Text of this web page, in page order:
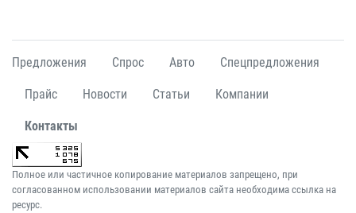
Предложения Спрос Авто Спецпредложения
Прайс Новости Статьи Компании
Контакты
Полное или частичное копирование материалов запрещено, при
согласованном использовании материалов сайта необходима ссылка на
ресурс.